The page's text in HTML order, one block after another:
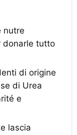
nutre
donarle tutto
di origine
di Urea
e
lascia